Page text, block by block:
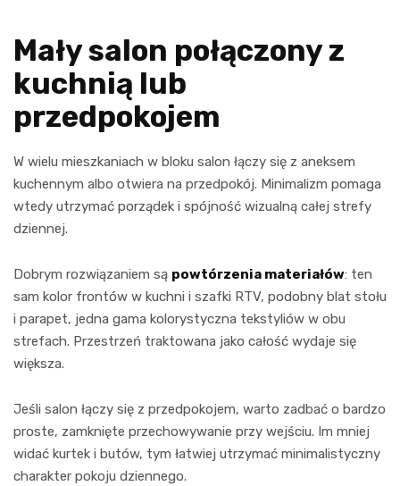
Mały salon połączony z
kuchnią lub
przedpokojem
W wielu mieszkaniach w bloku salon łączy się z aneksem
kuchennym albo otwiera na przedpokój. Minimalizm pomaga
wtedy utrzymać porządek i spójność wizualną całej strefy
dziennej.
Dobrym rozwiązaniem są powtórzenia materiałów: ten
sam kolor frontów w kuchni i szafki RTV, podobny blat stołu
i parapet, jedna gama kolorystyczna tekstyliów w obu
strefach. Przestrzeń traktowana jako całość wydaje się
większa.
Jeśli salon łączy się z przedpokojem, warto zadbać o bardzo
proste, zamknięte przechowywanie przy wejściu. Im mniej
widać kurtek i butów, tym łatwiej utrzymać minimalistyczny
charakter pokoju dziennego.